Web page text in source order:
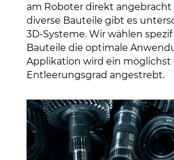
am Roboter direkt angebracht
diverse Bauteile gibt es
3D-Systeme. Wir wählen
Bauteile die optimale
Applikation wird ein möglichst
Entleerungsgrad angestrebt.